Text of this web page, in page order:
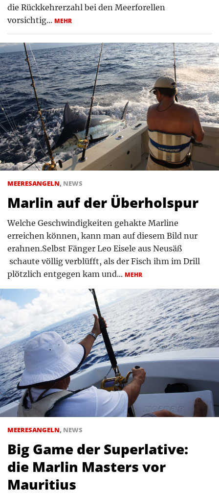
die Rückkehrerzahl bei den Meerforellen
vorsichtig... MEHR
MEERESANGELN, NEWS
Marlin auf der Überholspur
Welche Geschwindigkeiten gehakte Marline
erreichen können, kann man auf diesem Bild nur
erahnen.Selbst Fänger Leo Eisele aus Neusäß
schaute völlig verblüfft, als der Fisch ihm im Drill
plötzlich entgegen kam und... MEHR
MEERESANGELN, NEWS
Big Game der Superlative:
die Marlin Masters vor
Mauritius